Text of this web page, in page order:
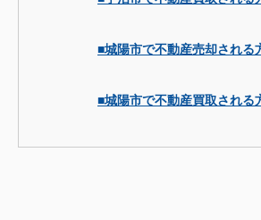
■城陽市で不動産売却される
■城陽市で不動産買取される